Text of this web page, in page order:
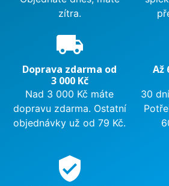
zítra.
local_shipping
Doprava zdarma od
3 000 Kč
Nad 3 000 Kč máte
dopravu zdarma. Ostatní
objednávky už od 79 Kč.
Až
30
verified_user